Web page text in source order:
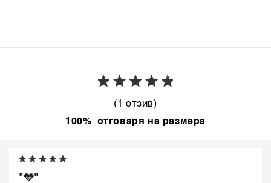
(1 отзив)
100% отговаря на размера
"🩵"